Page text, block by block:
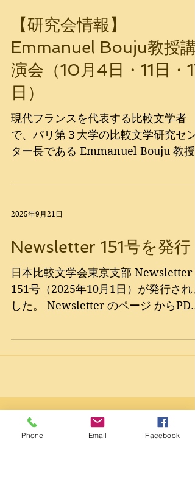
【研究会情報】
Emmanuel Bouju教授講
演会（10月4日・11日・17
日）
現代フランスを代表する比較文学者
で、パリ第３大学の比較文学研究セン
ター長である Emmanuel Bouju 教授
稲田大学高等研究所の訪問研究員とし
実施されます。...
2025年9月21日
Newsletter 151号を発行
日本比較文学会東京支部 Newsletter
151号（2025年10月1日）が発行され
した。 Newsletter のページ からPDF
2025年10月・12月例会の発表要旨と
場案内はこちらに掲載されておりま
Phone Email Facebook